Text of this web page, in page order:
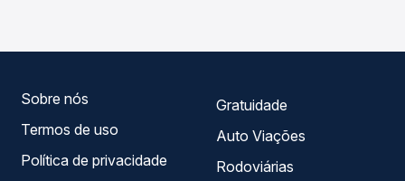
Sobre nós
Termos de uso
Política de privacidade
Gratuidade
Auto Viações
Rodoviárias